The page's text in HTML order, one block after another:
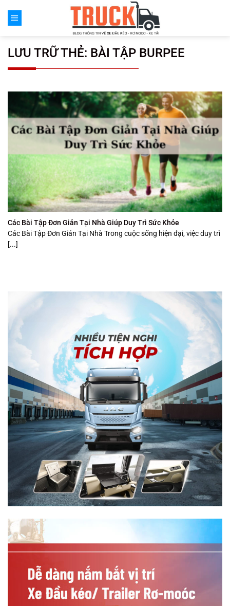
đến
LƯU TRỮ THẺ: BÀI TẬP BURPEE
Các Bài Tập Đơn Giản Tại Nhà Giúp Duy Trì Sức Khỏe
Các Bài Tập Đơn Giản Tại Nhà Trong cuộc sống hiện đại, việc duy trì
[...]